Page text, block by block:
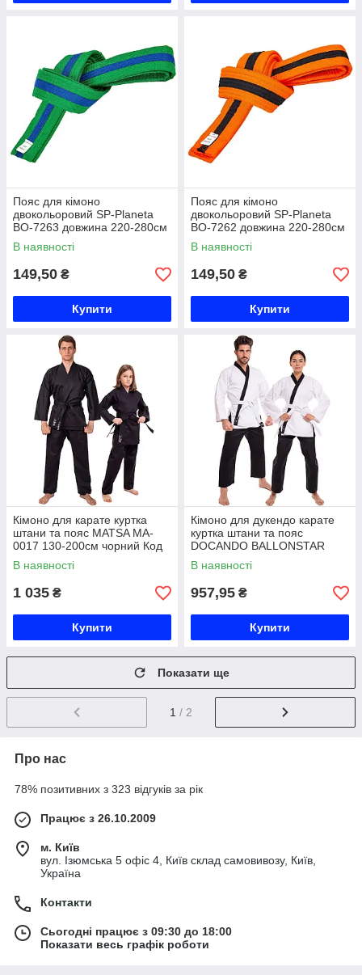
Пояс для кімоно
двокольоровий SP-Planeta
BO-7263 довжина 220-280см
зелений-синій Код BO-7263
В наявності
149,50 ₴
Купити
Пояс для кімоно
двокольоровий SP-Planeta
BO-7262 довжина 220-280см
помаранчевий-чорний Код
BO-7262
В наявності
149,50 ₴
Купити
Кімоно для карате куртка
штани та пояс MATSA MA-
0017 130-200см чорний Код
MA-0017
В наявності
1 035 ₴
Купити
Кімоно для дукендо карате
куртка штани та пояс
DOCANDO BALLONSTAR
DCS 120-190см білий-чорний
Код DCS
В наявності
957,95 ₴
Купити
Показати ще
1 / 2
Про нас
78% позитивних з 323 відгуків за рік
Працює з 26.10.2009
м. Київ
вул. Ізюмська 5 офіс 4, Київ склад самовивозу, Київ,
Україна
Контакти
Сьогодні працює з 09:30 до 18:00
Показати весь графік роботи